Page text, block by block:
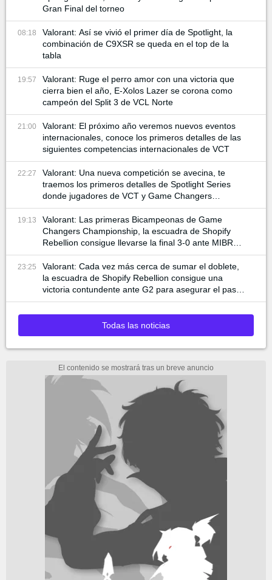
Gran Final del torneo
08:18
Valorant: Así se vivió el primer día de Spotlight, la
combinación de C9XSR se queda en el top de la
tabla
19:57
Valorant: Ruge el perro amor con una victoria que
cierra bien el año, E-Xolos Lazer se corona como
campeón del Split 3 de VCL Norte
21:00
Valorant: El próximo año veremos nuevos eventos
internacionales, conoce los primeros detalles de las
siguientes competencias internacionales de VCT
22:27
Valorant: Una nueva competición se avecina, te
traemos los primeros detalles de Spotlight Series
donde jugadores de VCT y Game Changers
participan
19:13
Valorant: Las primeras Bicampeonas de Game
Changers Championship, la escuadra de Shopify
Rebellion consigue llevarse la final 3-0 ante MIBR
para alzar la copa
23:25
Valorant: Cada vez más cerca de sumar el doblete,
la escuadra de Shopify Rebellion consigue una
victoria contundente ante G2 para asegurar el pase
a la final
Todas las noticias